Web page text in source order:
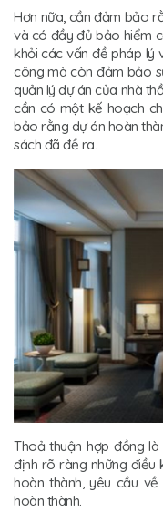
Hơn nữa, cần đảm bảo
và có đầy đủ bảo hiểm
khỏi các vấn đề pháp lý
công mà còn đảm bảo
quản lý dự án của nhà
cần có một kế hoạch
bảo rằng dự án hoàn
sách đã đề ra.
Thoả thuận hợp đồng
định rõ ràng những điều
hoàn thành, yêu cầu
hoàn thành.